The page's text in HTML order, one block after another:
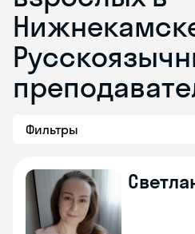
Фильтры
Skyeng Chat